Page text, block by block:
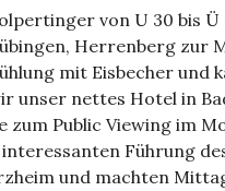
von U 30 bis Ü
Herrenberg zur
mit Eisbecher und
unser nettes Hotel in
zum Public Viewing im
Führung
und machten